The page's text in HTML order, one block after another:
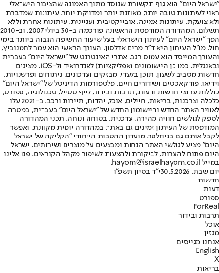
"ישראל היום" הוא גוף תקשורת שנוסד מתוך האמונה שהציבור הישראלי
ראוי לעיתונות טובה יותר, מאוזנת יותר ומדויקת יותר. עיתונות שמדברת
ולא צועקת. עיתונות אמינה, אובייקטיבית ועניינית. עיתונות אחרת וללא
תשלום. המהדורה המודפסת הראשונה פורסמה ב-30 ביולי 2007, וב-2010
הפך "ישראל היום" לעיתון הישראלי בעל שיעור החשיפה הגבוה ביותר בימי
חול. מו"ל העיתון היא ד"ר מרים אדלסון. העורך הראשי הוא עמר לחמנוביץ,
והעורך המייסד הוא עמוס רגב. אתרי האינטרנט של "ישראל היום" בעברית
ובאנגלית, כמו כן היישומונים (אפליקציות) לאנדרואיד ול-iOS, מציגים
חדשות מסביב לשעון, תוכן בלעדי, מבזקים ועדכונים, ניתוחים ופרשנויות,
וידיאו, פודקאסטים ושידורים חיים. פלטפורמות הדיגיטל של "ישראל היום"
כוללות ערוצי חדשות ודעות, תרבות ובידור, לייף סטייל, טכנולוגיה, ספורט,
כלכלה וצרכנות, בריאות, חיילים, אוכל, יהדות, תיירות ורכב. ב-2021 עלו
לאוויר האתר החדש והיישומון החדש של "ישראל היום" בעברית, במטרה
לספק לגולשים חוויה מהירה, עדכנית, בטוחה ונוחה. תכני המהדורה
המודפסת של העיתון זמינים גם באתר, במהדורה יומית מקוונת, ואפשר
לקבל אותם גם בניוזלטר. מועדון ההטבות הייחודי "הקליקה של ישראל
היום" מציע לגולשי האתר הנחות ומבצעים על מוצרים ושירותים. ישראל
היום פתוח להערות, לביקורת ולהצעות לשיפור מקהל הקוראים. פנו אלינו
במייל hayom@israelhayom.co.il.
יום שבת, 30.5.2026
י"ד בסיון תשפ"ו
חדשות
דעות
ספורט
ForReal
תרבות ובידור
אוכל
מגזין
אנחנו מגייסים
English
X
בריאות